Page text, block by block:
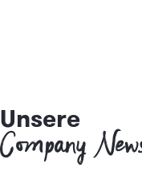
Unsere
Company